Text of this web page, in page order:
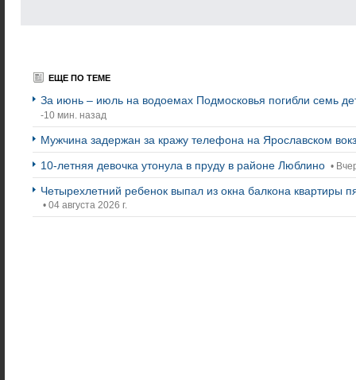
ЕЩЕ ПО ТЕМЕ
За июнь – июль на водоемах Подмосковья погибли семь
-10 мин. назад
Мужчина задержан за кражу телефона на Ярославском
10-летняя девочка утонула в пруду в районе Люблино •
Четырехлетний ребенок выпал из окна балкона квартиры
• 04 августа 2026 г.